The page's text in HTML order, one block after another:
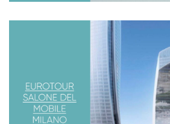
HUMAN SCALE
Fuimos invitados por Human
lideres en el mercado a participar